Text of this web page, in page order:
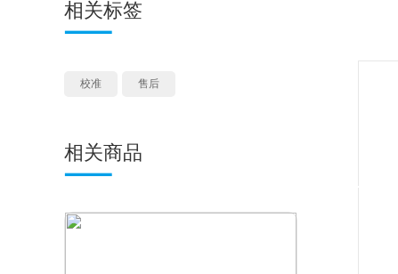
相关标签
校准 售后
相关商品